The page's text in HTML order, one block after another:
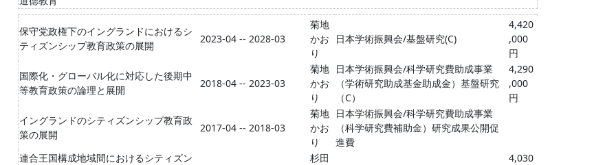
保守党政権下のイングランドにおけるシ
ティズンシップ教育政策の展開
2023-04 -- 2028-03
菊地
かお
り
日本学術振興会/基盤研究(C)
4,420
,000
円
国際化・グローバル化に対応した後期中
等教育政策の論理と展開
2018-04 -- 2023-03
菊地
かお
り
日本学術振興会/科学研究費助成事業
（学術研究助成基金助成金）基盤研究
（C）
4,290
,000
円
イングランドのシティズンシップ教育政
策の展開
2017-04 -- 2018-03
菊地
かお
り
日本学術振興会/科学研究費助成事業
（科学研究費補助金）研究成果公開促
進費
連合王国構成地域間におけるシティズン
杉田
4,030